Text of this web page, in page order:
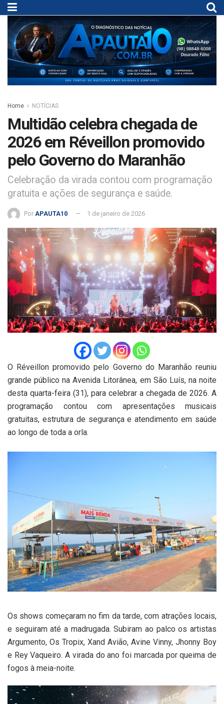
Home NOTÍCIAS
Multidão celebra chegada de
2026 em Réveillon promovido
pelo Governo do Maranhão
Celebração da virada contou com programação
gratuita e ações de segurança e saúde.
Por APAUTA10 1 de janeiro de 2026
O Réveillon promovido pelo Governo do Maranhão reuniu
grande público na Avenida Litorânea, em São Luís, na noite
desta quarta-feira (31), para celebrar a chegada de 2026. A
programação contou com apresentações musicais
gratuitas, estrutura de segurança e atendimento em saúde
ao longo de toda a orla.
Os shows começaram no fim da tarde, com atrações locais,
e seguiram até a madrugada. Subiram ao palco os artistas
Argumento, Os Tropix, Xand Avião, Avine Vinny, Jhonny Boy
e Rey Vaqueiro. A virada do ano foi marcada por queima de
fogos à meia-noite.